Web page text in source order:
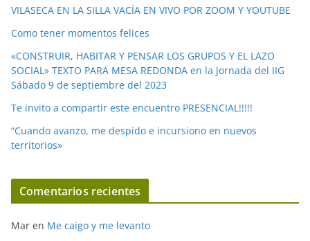
o
VILASECA EN LA SILLA VACÍA EN VIVO POR ZOOM Y YOUTUBE
Como tener momentos felices
«CONSTRUIR, HABITAR Y PENSAR LOS GRUPOS Y EL LAZO
SOCIAL» TEXTO PARA MESA REDONDA en la Jornada del IIG
Sábado 9 de septiembre del 2023
Te invito a compartir este encuentro PRESENCIAL!!!!!
“Cuando avanzo, me despido e incursiono en nuevos
territorios»
Comentarios recientes
Mar en Me caigo y me levanto